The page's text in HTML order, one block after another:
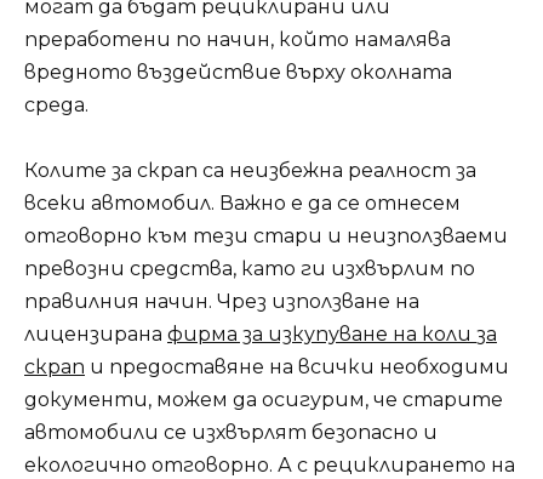
могат да бъдат рециклирани или
преработени по начин, който намалява
вредното въздействие върху околната
среда.
Колите за скрап са неизбежна реалност за
всеки автомобил. Важно е да се отнесем
отговорно към тези стари и неизползваеми
превозни средства, като ги изхвърлим по
правилния начин. Чрез използване на
лицензирана фирма за изкупуване на коли за
скрап и предоставяне на всички необходими
документи, можем да осигурим, че старите
автомобили се изхвърлят безопасно и
екологично отговорно. А с рециклирането на